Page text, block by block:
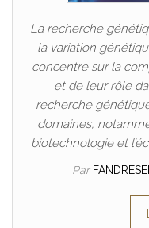
La recherche
la variation
concentre sur la
et de leur rôle
recherche
domaines,
biotechnologie et
Par